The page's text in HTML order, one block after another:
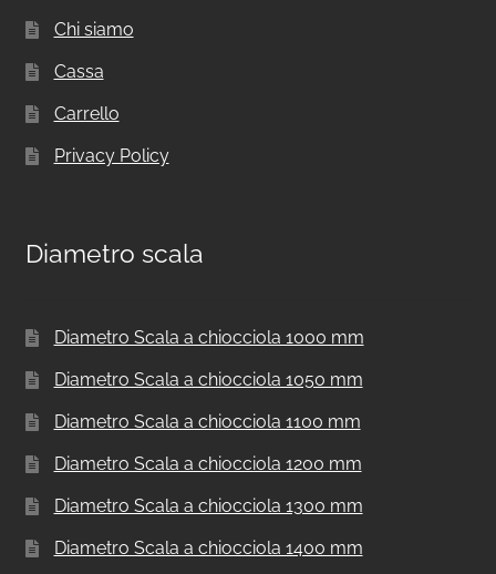
Chi siamo
Cassa
Carrello
Privacy Policy
Diametro scala
Diametro Scala a chiocciola 1000 mm
Diametro Scala a chiocciola 1050 mm
Diametro Scala a chiocciola 1100 mm
Diametro Scala a chiocciola 1200 mm
Diametro Scala a chiocciola 1300 mm
Diametro Scala a chiocciola 1400 mm